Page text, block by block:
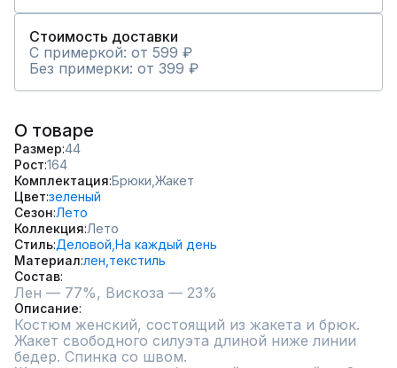
Стоимость доставки
С примеркой: от 599 ₽
Без примерки: от 399 ₽
О товаре
Размер 44
Рост 164
Комплектация Брюки, Жакет
Цвет зеленый
Сезон Лето
Коллекция Лето
Стиль Деловой, На каждый день
Материал лен, текстиль
Состав
Лен — 77%, Вискоза — 23%
Описание
Костюм женский, состоящий из жакета и брюк.
Жакет свободного силуэта длиной ниже линии
бедер. Спинка со швом.